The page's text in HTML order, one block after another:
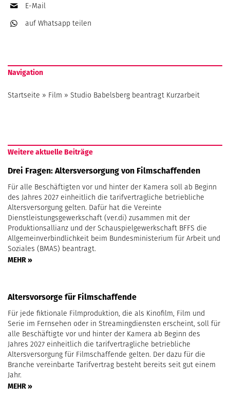
E-Mail
auf Whatsapp teilen
Navigation
Startseite » Film » Studio Babelsberg beantragt Kurzarbeit
Weitere aktuelle Beiträge
Drei Fragen: Altersversorgung von Filmschaffenden
Für alle Beschäftigten vor und hinter der Kamera soll ab Beginn
des Jahres 2027 einheitlich die tarifvertragliche betriebliche
Altersversorgung gelten. Dafür hat die Vereinte
Dienstleistungsgewerkschaft (ver.di) zusammen mit der
Produktionsallianz und der Schauspielgewerkschaft BFFS die
Allgemeinverbindlichkeit beim Bundesministerium für Arbeit und
Soziales (BMAS) beantragt.
MEHR »
Altersvorsorge für Filmschaffende
Für jede fiktionale Filmproduktion, die als Kinofilm, Film und
Serie im Fernsehen oder in Streamingdiensten erscheint, soll für
alle Beschäftigte vor und hinter der Kamera ab Beginn des
Jahres 2027 einheitlich die tarifvertragliche betriebliche
Altersversorgung für Filmschaffende gelten. Der dazu für die
Branche vereinbarte Tarifvertrag besteht bereits seit gut einem
Jahr.
MEHR »